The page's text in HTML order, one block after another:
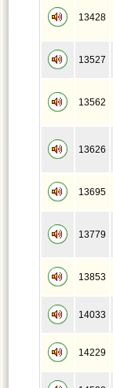
13428
13527
13562
13626
13695
13779
13853
14033
14229